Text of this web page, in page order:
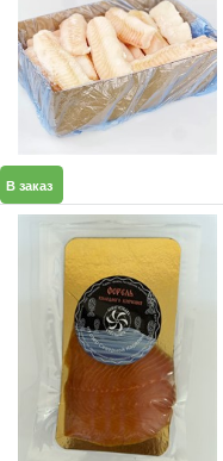
В заказ